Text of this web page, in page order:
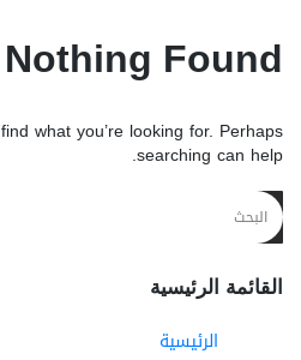
Nothing Found
find what you’re looking for. Perhaps
searching can help.
القائمة الرئيسية
الرئيسية